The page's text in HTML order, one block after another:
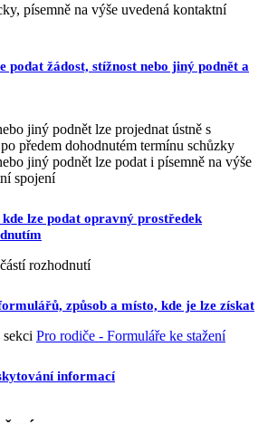
písemně na výše uvedená kontaktní
podat žádost, stížnost nebo jiný podnět a
jiný podnět lze projednat ústně s
předem dohodnutém termínu schůzky
jiný podnět lze podat i písemně na výše
spojení
lze podat opravný prostředek
rozhodnutí
způsob a místo, kde je lze získat
Pro rodiče - Formuláře ke stažení
informací